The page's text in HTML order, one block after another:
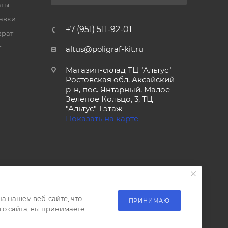
+7 (951) 511-92-01
altus@poligraf-kit.ru
Магазин-склад ТЦ "Альтус"
Ростовская обл, Аксайский
р-н, пос. Янтарный, Малое
Зеленое Кольцо, 3, ТЦ
"Альтус" 1 этаж
Показать на карте
нашем веб-сайте, что
сайта, вы принимаете
ПРИНИМАЮ